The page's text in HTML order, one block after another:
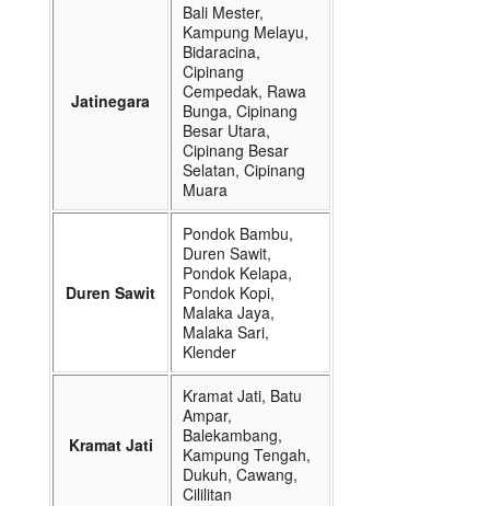
Jatinegara
Bali Mester,
Kampung Melayu,
Bidaracina,
Cipinang
Cempedak, Rawa
Bunga, Cipinang
Besar Utara,
Cipinang Besar
Selatan, Cipinang
Muara
Duren Sawit
Pondok Bambu,
Duren Sawit,
Pondok Kelapa,
Pondok Kopi,
Malaka Jaya,
Malaka Sari,
Klender
Kramat Jati
Kramat Jati, Batu
Ampar,
Balekambang,
Kampung Tengah,
Dukuh, Cawang,
Cililitan